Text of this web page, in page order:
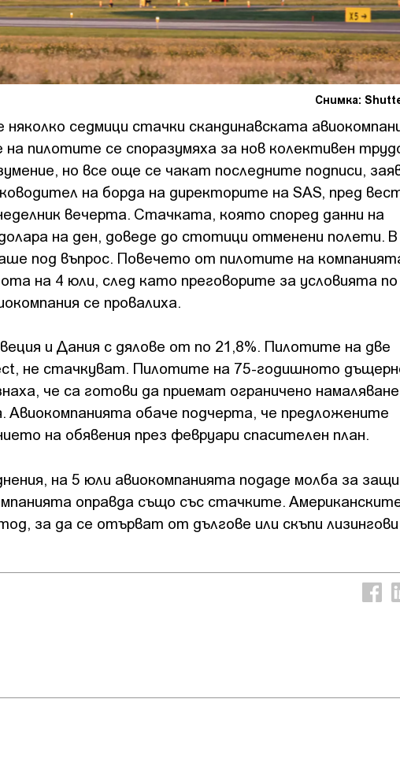
Снимка:
седмици стачки скандинавската
пилотите се споразумяха за нов колективен
но все още се чакат последните подписи,
на борда на директорите на SAS, пред
вечерта. Стачката, която според данни на
на ден, доведе до стотици отменени полети. В
под въпрос. Повечето от пилотите на
на 4 юли, след като преговорите за условията по
се провалиха.
и Дания с дялове от по 21,8%. Пилотите на две
не стачкуват. Пилотите на 75-годишното
че са готови да приемат ограничено
Авиокомпанията обаче подчерта, че предложените
на обявения през февруари спасителен план.
на 5 юли авиокомпанията подаде молба за
оправда също със стачките.
за да се отърват от дългове или скъпи лизингови